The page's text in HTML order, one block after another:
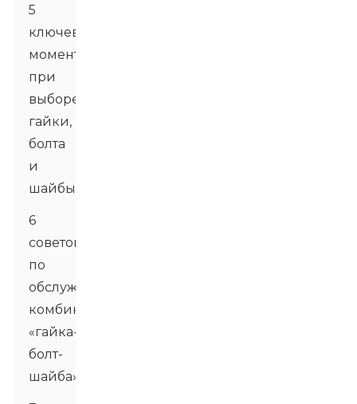
5
ключевых
моментов
при
выборе
гайки,
болта
и
шайбы
6
советов
по
обслуживанию
комбинаций
«гайка-
болт-
шайба»